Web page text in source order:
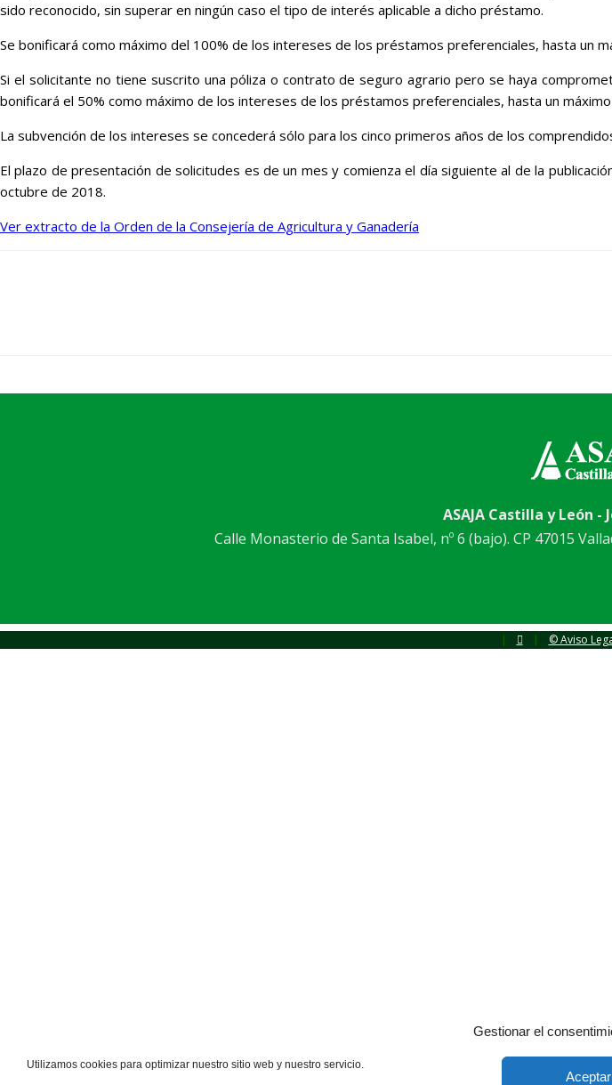
Gestionar el
Utilizamos cookies para optimizar nuestro sitio web y nuestro servicio.
sido reconocido, sin superar en ningún caso el tipo de interés aplicable a dicho préstamo.
Se bonificará como máximo del 100% de los intereses de los préstamos preferenciales, hasta un
Si el solicitante no tiene suscrito una póliza o contrato de seguro agrario pero se haya
bonificará el 50% como máximo de los intereses de los préstamos preferenciales, hasta un
La subvención de los intereses se concederá sólo para los cinco primeros años de los
El plazo de presentación de solicitudes es de un mes y comienza el día siguiente al de la
octubre de 2018.
Ver extracto de la Orden de la Consejería de Agricultura y Ganadería
ASAJA Castilla y León
Calle Monasterio de Santa Isabel, nº 6 (bajo). CP 47015
| | © Aviso